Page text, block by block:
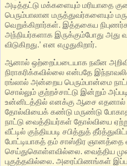
அடித்தட்டு மக்களையும் மரியாதை
பெரும்பாலான மருத்துவர்களையும்
வெறுக்கிறார்கள். இத்தகைய
அந்நியர்களாக இருக்கும்போது அது
விடுகிறது.’ என எழுதுகிறார்.
ஆனால் ஒற்றைப்படையாக நவீன
நிராகரிக்கவில்லை என்பதே
ரங்லால் அன்றைய பெரும்பான்மை
சொல்லும் குற்றச்சாட்டு இன்றும்
உன்னிடத்தில் எனக்கு ஆசை எதனால்
தோல்வியைக் கண்டு மருண்டு
நாட்டு வைத்தியர்கள் தோல்வியை
வீட்டில் குந்தியபடி சபித்துத்
போட்டியாகத் தம் சாஸ்திர ஞானத்தை
செய்துகொள்ளவில் லை. வைத்திய
புகுத்தவில் லை. அரைப்பிணங்கள்